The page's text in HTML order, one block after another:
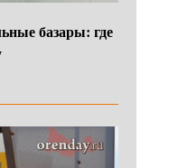
базары: где